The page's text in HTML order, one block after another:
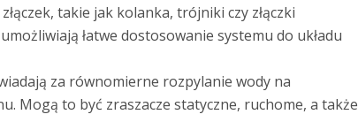
takie jak kolanka, trójniki czy złączki
łatwe dostosowanie systemu do układu
za równomierne rozpylanie wody na
Mogą to być zraszacze statyczne, ruchome, a także